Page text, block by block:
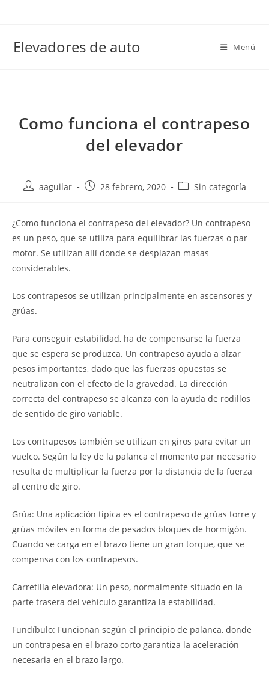
Elevadores de auto Menú
Como funciona el contrapeso
del elevador
aaguilar 28 febrero, 2020 Sin categoría
¿Como funciona el contrapeso del elevador? Un contrapeso
es un peso, que se utiliza para equilibrar las fuerzas o par
motor. Se utilizan allí donde se desplazan masas
considerables.
Los contrapesos se utilizan principalmente en ascensores y
grúas.
Para conseguir estabilidad, ha de compensarse la fuerza
que se espera se produzca. Un contrapeso ayuda a alzar
pesos importantes, dado que las fuerzas opuestas se
neutralizan con el efecto de la gravedad. La dirección
correcta del contrapeso se alcanza con la ayuda de rodillos
de sentido de giro variable.
Los contrapesos también se utilizan en giros para evitar un
vuelco. Según la ley de la palanca el momento par necesario
resulta de multiplicar la fuerza por la distancia de la fuerza
al centro de giro.
Grúa: Una aplicación típica es el contrapeso de grúas torre y
grúas móviles en forma de pesados bloques de hormigón.
Cuando se carga en el brazo tiene un gran torque, que se
compensa con los contrapesos.
Carretilla elevadora: Un peso, normalmente situado en la
parte trasera del vehículo garantiza la estabilidad.
Fundíbulo: Funcionan según el principio de palanca, donde
un contrapesa en el brazo corto garantiza la aceleración
necesaria en el brazo largo.